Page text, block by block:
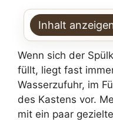
Inhalt
Wenn sich der
füllt, liegt fast
Wasserzufuhr, im
des Kastens vor.
mit ein paar